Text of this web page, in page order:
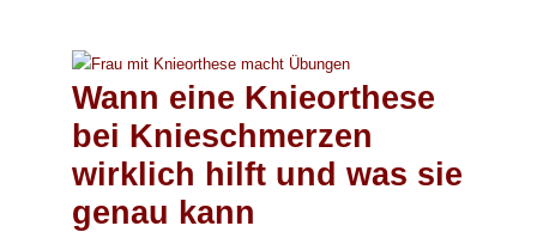
Wann eine Knieorthese
bei Knieschmerzen
wirklich hilft und was sie
genau kann